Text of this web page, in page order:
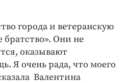
города и ветеранскую
братство». Они не
оказывают
Я очень рада, что моего
Валентина